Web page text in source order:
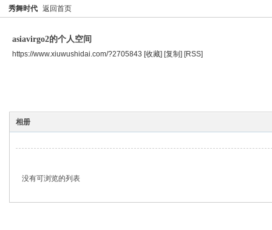
秀舞时代 返回首页
asiavirgo2的个人空间
https://www.xiuwushidai.com/?2705843 [收藏] [复制] [RSS]
相册
没有可浏览的列表